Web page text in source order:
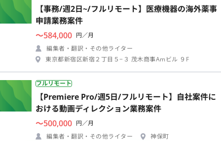
【事務/週2日~/フルリモート】医療機器の海外薬事
申請業務案件
〜584,000 円／月
編集者・翻訳・その他ライター
東京都新宿区新宿２丁目５−３ 茂木商事Amビル ９F
フルリモート
【Premiere Pro/週5日/フルリモート】自社案件に
おける動画ディレクション業務案件
〜500,000 円／月
編集者・翻訳・その他ライター
神保町